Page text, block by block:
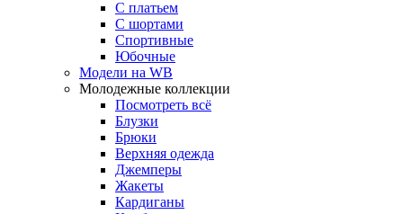
С платьем
С шортами
Спортивные
Юбочные
Модели на WB
Молодежные коллекции
Посмотреть всё
Блузки
Брюки
Верхняя одежда
Джемперы
Жакеты
Кардиганы